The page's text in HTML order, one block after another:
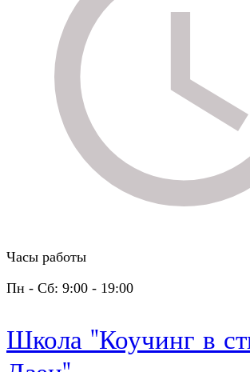
Часы работы
Пн - Сб: 9:00 - 19:00
Школа "Коучинг в